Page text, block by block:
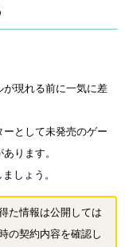
現れる前に一気に差
として未発売のゲー
ります。
しょう。
た情報は公開しては
の契約内容を確認し